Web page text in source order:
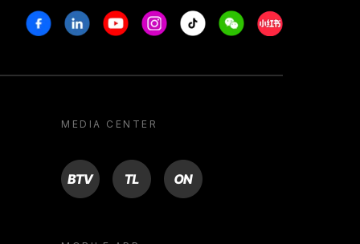
FacebookLinkedinYoutubeInstagram
Tiktok WeechatXiaohongshu/
MEDIA CENTER
BTV TL ON